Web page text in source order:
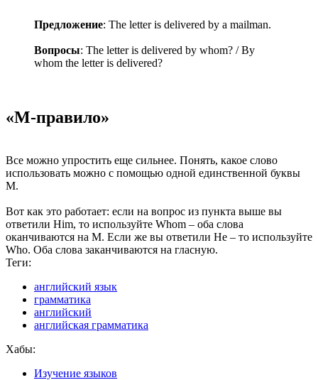
Предложение: The letter is delivered by a mailman.
Вопросы: The letter is delivered by whom? / By
whom the letter is delivered?
«M-правило»
Все можно упростить еще сильнее. Понять, какое слово
использовать можно с помощью одной единственной буквы
M.
Вот как это работает: если на вопрос из пункта выше вы
ответили Him, то используйте Whom – оба слова
оканчиваются на M. Если же вы ответили He – то используйте
Who. Оба слова заканчиваются на гласную.
Теги:
английский язык
грамматика
английский
английская грамматика
Хабы:
Изучение языков